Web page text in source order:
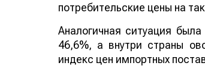
потребительские цены на
Аналогичная ситуация
46,6%, а внутри страны
индекс цен импортных